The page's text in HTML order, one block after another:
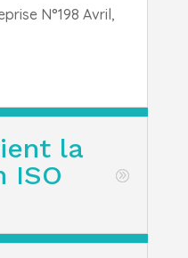
N°198 Avril,
la
ISO